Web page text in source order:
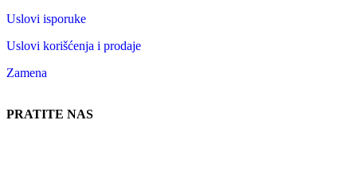
Uslovi isporuke
Uslovi korišćenja i prodaje
Zamena
PRATITE NAS